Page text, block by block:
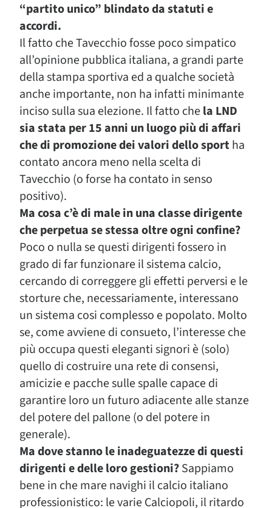
“partito unico” blindato da statuti e
accordi.
Il fatto che Tavecchio fosse poco simpatico
all’opinione pubblica italiana, a grandi parte
della stampa sportiva ed a qualche società
anche importante, non ha infatti minimante
inciso sulla sua elezione. Il fatto chela LND
sia stata per 15 anni un luogo più di affari
che di promozione dei valori dello sportha
contato ancora meno nella scelta di
Tavecchio (o forse ha contato in senso
positivo).
Ma cosa c’è di male in una classe dirigente
che perpetua se stessa oltre ogni confine?
Poco o nulla se questi dirigenti fossero in
grado di far funzionare il sistema calcio,
cercando di correggere gli effetti perversi e le
storture che, necessariamente, interessano
un sistema cosi complesso e popolato. Molto
se, come avviene di consueto, l’interesse che
più occupa questi eleganti signori è (solo)
quello di costruire una rete di consensi,
amicizie e pacche sulle spalle capace di
garantire loro un futuro adiacente alle stanze
del potere del pallone (o del potere in
generale).
Ma dove stanno le inadeguatezze di questi
dirigenti e delle loro gestioni?Sappiamo
bene in che mare navighi il calcio italiano
professionistico: le varie Calciopoli, il ritardo